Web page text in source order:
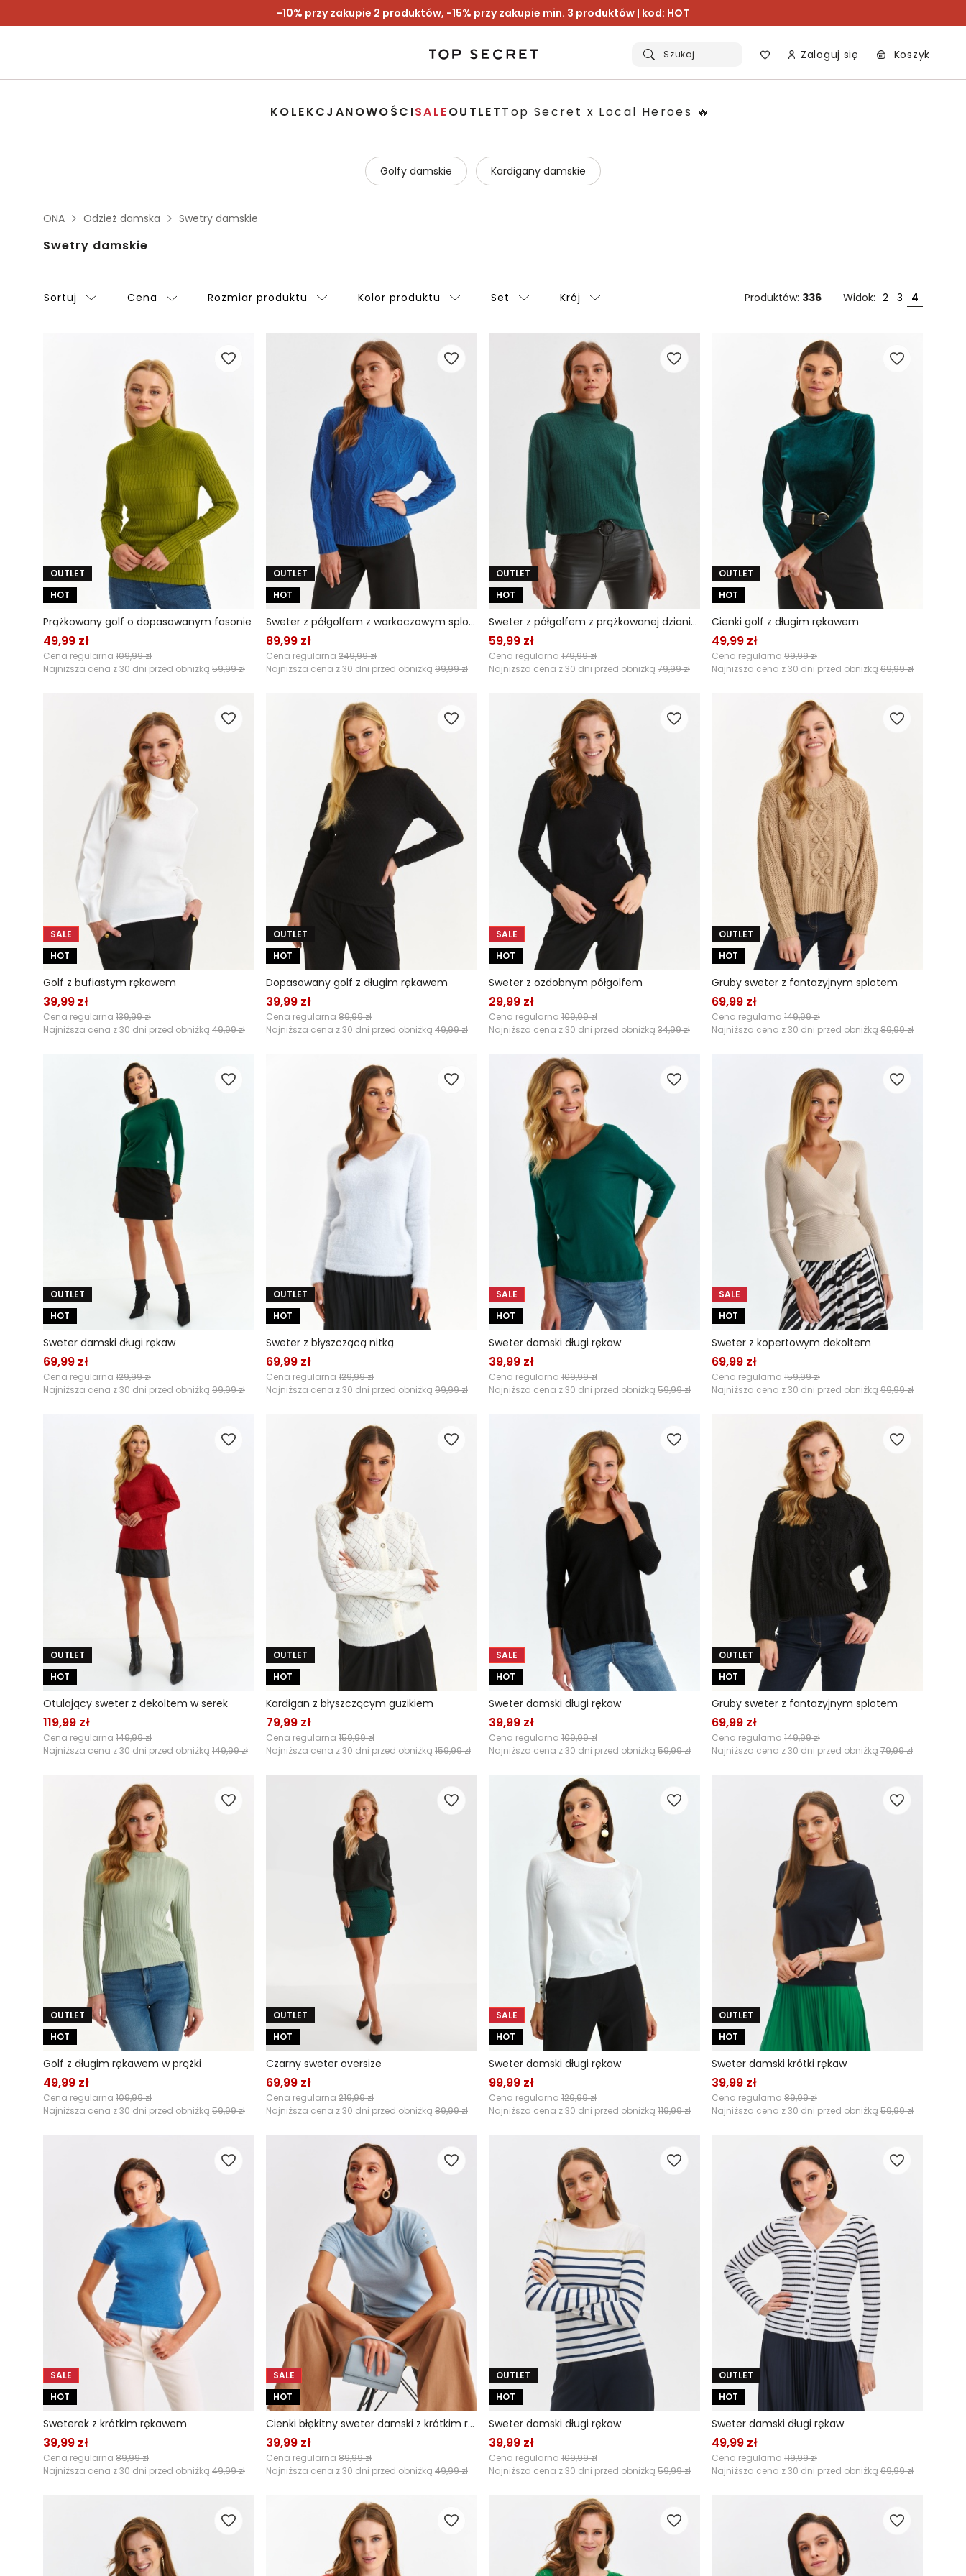
-10% przy zakupie 2 produktów, -15% przy zakupie min. 3 produktów | kod: HOT
Szukaj Zaloguj się Koszyk
KOLEKCJANOWOŚCISALEOUTLETTop Secret x Local Heroes 🔥
Golfy damskie Kardigany damskie
ONA Odzież damska Swetry damskie
Swetry damskie
Sortuj Cena Rozmiar produktu Kolor produktu Set Krój Produktów: 336 Widok: 2 3 4
OUTLET
HOT
Prążkowany golf o dopasowanym fasonie
49,99 zł
Cena regularna 109,99 zł
Najniższa cena z 30 dni przed obniżką 59,99 zł
OUTLET
HOT
Sweter z półgolfem z warkoczowym splotem
89,99 zł
Cena regularna 249,99 zł
Najniższa cena z 30 dni przed obniżką 99,99 zł
OUTLET
HOT
Sweter z półgolfem z prążkowanej dzianiny
59,99 zł
Cena regularna 179,99 zł
Najniższa cena z 30 dni przed obniżką 79,99 zł
OUTLET
HOT
Cienki golf z długim rękawem
49,99 zł
Cena regularna 99,99 zł
Najniższa cena z 30 dni przed obniżką 69,99 zł
SALE
HOT
Golf z bufiastym rękawem
39,99 zł
Cena regularna 139,99 zł
Najniższa cena z 30 dni przed obniżką 49,99 zł
OUTLET
HOT
Dopasowany golf z długim rękawem
39,99 zł
Cena regularna 89,99 zł
Najniższa cena z 30 dni przed obniżką 49,99 zł
SALE
HOT
Sweter z ozdobnym półgolfem
29,99 zł
Cena regularna 109,99 zł
Najniższa cena z 30 dni przed obniżką 34,99 zł
OUTLET
HOT
Gruby sweter z fantazyjnym splotem
69,99 zł
Cena regularna 149,99 zł
Najniższa cena z 30 dni przed obniżką 89,99 zł
OUTLET
HOT
Sweter damski długi rękaw
69,99 zł
Cena regularna 129,99 zł
Najniższa cena z 30 dni przed obniżką 99,99 zł
OUTLET
HOT
Sweter z błyszczącą nitką
69,99 zł
Cena regularna 129,99 zł
Najniższa cena z 30 dni przed obniżką 99,99 zł
SALE
HOT
Sweter damski długi rękaw
39,99 zł
Cena regularna 109,99 zł
Najniższa cena z 30 dni przed obniżką 59,99 zł
SALE
HOT
Sweter z kopertowym dekoltem
69,99 zł
Cena regularna 159,99 zł
Najniższa cena z 30 dni przed obniżką 99,99 zł
OUTLET
HOT
Otulający sweter z dekoltem w serek
119,99 zł
Cena regularna 149,99 zł
Najniższa cena z 30 dni przed obniżką 149,99 zł
OUTLET
HOT
Kardigan z błyszczącym guzikiem
79,99 zł
Cena regularna 159,99 zł
Najniższa cena z 30 dni przed obniżką 159,99 zł
SALE
HOT
Sweter damski długi rękaw
39,99 zł
Cena regularna 109,99 zł
Najniższa cena z 30 dni przed obniżką 59,99 zł
OUTLET
HOT
Gruby sweter z fantazyjnym splotem
69,99 zł
Cena regularna 149,99 zł
Najniższa cena z 30 dni przed obniżką 79,99 zł
OUTLET
HOT
Golf z długim rękawem w prążki
49,99 zł
Cena regularna 109,99 zł
Najniższa cena z 30 dni przed obniżką 59,99 zł
OUTLET
HOT
Czarny sweter oversize
69,99 zł
Cena regularna 219,99 zł
Najniższa cena z 30 dni przed obniżką 89,99 zł
SALE
HOT
Sweter damski długi rękaw
99,99 zł
Cena regularna 129,99 zł
Najniższa cena z 30 dni przed obniżką 119,99 zł
OUTLET
HOT
Sweter damski krótki rękaw
39,99 zł
Cena regularna 89,99 zł
Najniższa cena z 30 dni przed obniżką 59,99 zł
SALE
HOT
Sweterek z krótkim rękawem
39,99 zł
Cena regularna 89,99 zł
Najniższa cena z 30 dni przed obniżką 49,99 zł
SALE
HOT
Cienki błękitny sweter damski z krótkim rękawem
39,99 zł
Cena regularna 89,99 zł
Najniższa cena z 30 dni przed obniżką 49,99 zł
OUTLET
HOT
Sweter damski długi rękaw
39,99 zł
Cena regularna 109,99 zł
Najniższa cena z 30 dni przed obniżką 59,99 zł
OUTLET
HOT
Sweter damski długi rękaw
49,99 zł
Cena regularna 119,99 zł
Najniższa cena z 30 dni przed obniżką 69,99 zł